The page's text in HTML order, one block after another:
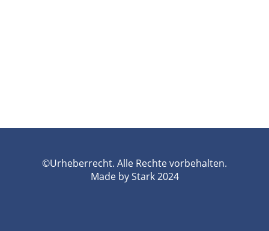
©Urheberrecht. Alle Rechte vorbehalten.
Made by Stark 2024